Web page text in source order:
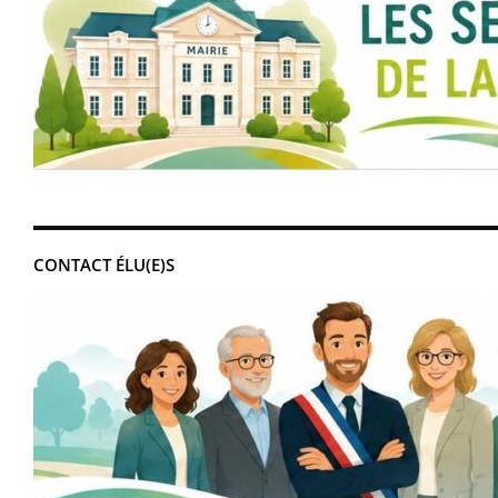
CONTACT ÉLU(E)S